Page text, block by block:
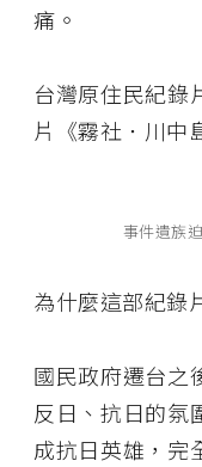
痛。
台灣原住民紀錄
片《霧社．川中
事件遺族
為什麼這部紀錄
國民政府遷台之
反日、抗日的氛
成抗日英雄，完